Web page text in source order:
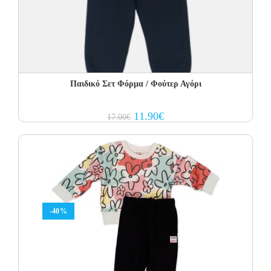
Παιδικό Σετ Φόρμα / Φούτερ Αγόρι
17.00€ Original
price
11.90€Current
price
-40%